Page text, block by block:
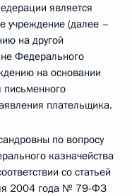
является
учреждение (далее –
на другой
Федерального
на основании
письменного
плательщика.
по вопросу
казначейства
со статьей
2004 года № 79-ФЗ